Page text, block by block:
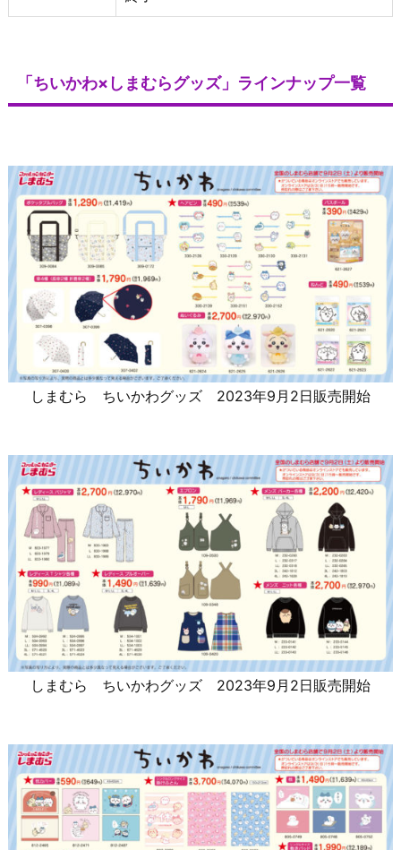
「ちいかわ×しまむらグッズ」ラインナップ一覧
しまむら ちいかわグッズ 2023年9月2日販売開始
しまむら ちいかわグッズ 2023年9月2日販売開始